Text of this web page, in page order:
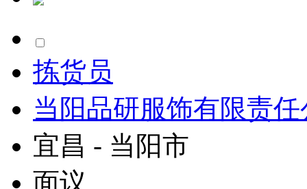
拣货员
当阳品研服饰有限责
宜昌 - 当阳市
面议